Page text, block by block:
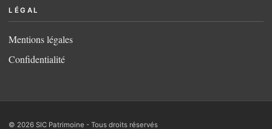
LÉGAL
Mentions légales
Confidentialité
© 2026 SIC Patrimoine - Tous droits réservés